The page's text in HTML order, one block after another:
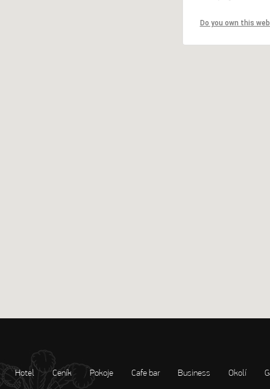
Do you own this
Hotel Ceník Pokoje Cafe bar Business Okolí